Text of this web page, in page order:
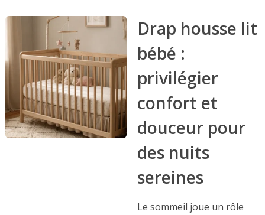
Drap housse lit
bébé :
privilégier
confort et
douceur pour
des nuits
sereines
Le sommeil joue un rôle